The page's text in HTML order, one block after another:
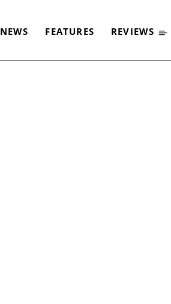
NEWS FEATURES REVIEWS